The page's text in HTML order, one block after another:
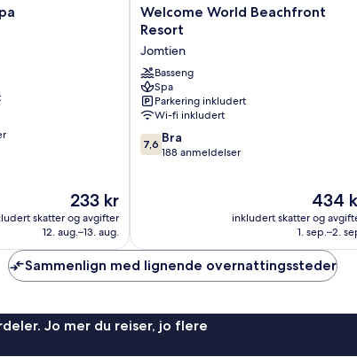
Prisen
233 kr
233 kr
skatter og avgifter
12. aug.–13. aug.
Welcome
World
Resort
Jomtien
Welcome World Beachfront
Resort
Jomtien
Basseng
Spa
Parkering inkludert
Wi-fi inkludert
7.6
av
7,6 Bra
188 anmeldelser
Prisen
434 kr
434
inkludert skatter og
1. sep.–2.
Sammenlign med lignende overnattingssteder
Jo mer du reiser, jo flere